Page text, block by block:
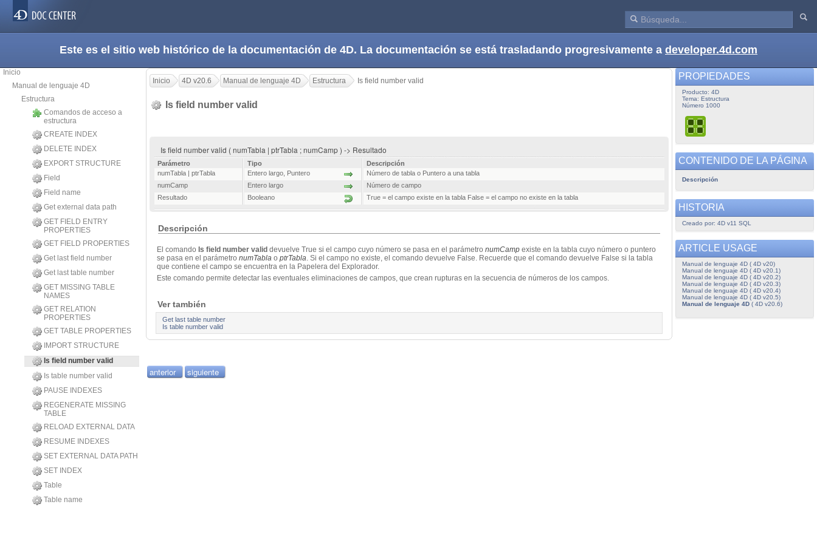
Este es el sitio web histórico de la documentación de 4D. La documentación se está trasladando progresivamente a developer.4d.com
Inicio
Manual de lenguaje 4D
Estructura
Comandos de acceso a
estructura
CREATE INDEX
DELETE INDEX
EXPORT STRUCTURE
Field
Field name
Get external data path
GET FIELD ENTRY
PROPERTIES
GET FIELD PROPERTIES
Get last field number
Get last table number
GET MISSING TABLE
NAMES
GET RELATION
PROPERTIES
GET TABLE PROPERTIES
IMPORT STRUCTURE
Is field number valid
Is table number valid
PAUSE INDEXES
REGENERATE MISSING
TABLE
RELOAD EXTERNAL DATA
RESUME INDEXES
SET EXTERNAL DATA PATH
SET INDEX
Table
Table name
Inicio 4D v20.6 Manual de lenguaje 4D Estructura Is field number valid
Is field number valid
Is field number valid ( numTabla | ptrTabla ; numCamp ) -> Resultado
Parámetro Tipo
Descripción
numTabla | ptrTabla
Entero largo Puntero
Número de tabla o Puntero a una tabla
numCamp
Entero largo
Número de campo
Resultado
Booleano True = el campo existe en la tabla False = el campo no existe en la tabla
Descripción
El comando Is field number valid devuelve True si el campo cuyo número se pasa en el parámetro numCamp existe en la tabla cuyo número o puntero
se pasa en el parámetro numTabla o ptrTabla. Si el campo no existe, el comando devuelve False. Recuerde que el comando devuelve False si la tabla
que contiene el campo se encuentra en la Papelera del Explorador.
Este comando permite detectar las eventuales eliminaciones de campos, que crean rupturas en la secuencia de números de los campos.
Ver también
Get last table number
Is table number valid
anterior siguiente
PROPIEDADES
Producto: 4D
Tema: Estructura
Número 1000
CONTENIDO DE LA PÁGINA
Descripción
HISTORIA
Creado por: 4D v11 SQL
ARTICLE USAGE
Manual de lenguaje 4D ( 4D v20)
Manual de lenguaje 4D ( 4D v20.1)
Manual de lenguaje 4D ( 4D v20.2)
Manual de lenguaje 4D ( 4D v20.3)
Manual de lenguaje 4D ( 4D v20.4)
Manual de lenguaje 4D ( 4D v20.5)
Manual de lenguaje 4D( 4D v20.6)